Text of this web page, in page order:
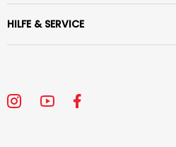
HILFE & SERVICE